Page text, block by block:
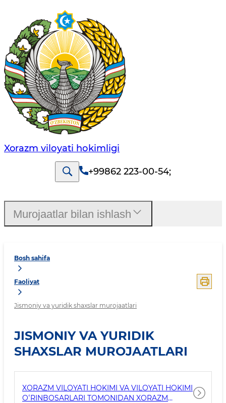
Xorazm vilоyati hоkimligi
+99862 223-00-54;
Bosh sahifa
Faoliyat
Jismoniy va yuridik shaxslar murojaatlari
JISMONIY VA YURIDIK
SHAXSLAR MUROJAATLARI
XORAZM VILOYATI HOKIMI VA VILOYATI HOKIMI
OʻRINBOSARLARI TOMONIDAN XORAZM
Murojaatlar bilan ishlash